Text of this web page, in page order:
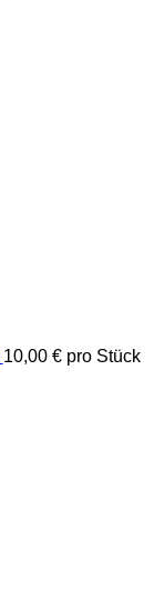
10,00 € pro Stück